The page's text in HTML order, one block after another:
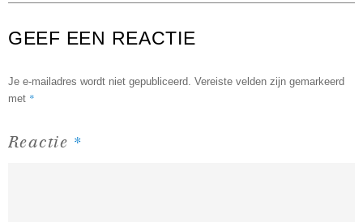
GEEF EEN REACTIE
Je e-mailadres wordt niet gepubliceerd. Vereiste velden zijn gemarkeerd
met *
Reactie *